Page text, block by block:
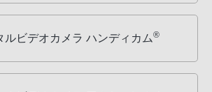
ルビデオカメラ ハンディカム®